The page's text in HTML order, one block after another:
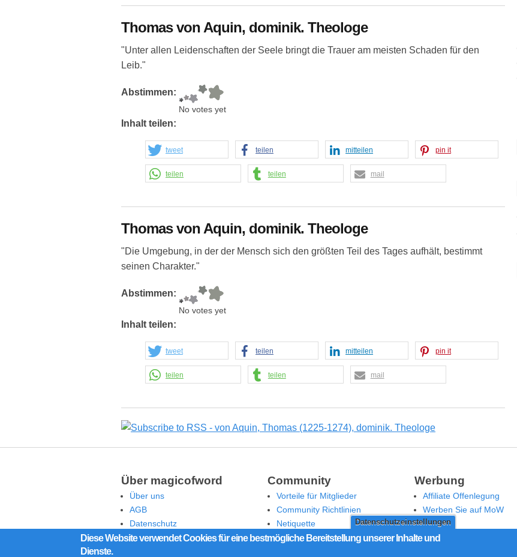
Datenschutzeinstellungen
Diese Website verwendet Cookies für eine bestmögliche Bereitstellung unserer Inhalte und
Dienste.
Thomas von Aquin, dominik. Theologe
"Unter allen Leidenschaften der Seele bringt die Trauer am meisten Schaden für den
Leib."
Abstimmen:
No votes yet
Inhalt teilen:
tweet teilen mitteilen pin it
teilen teilen mail
Thomas von Aquin, dominik. Theologe
"Die Umgebung, in der der Mensch sich den größten Teil des Tages aufhält, bestimmt
seinen Charakter."
Abstimmen:
No votes yet
Inhalt teilen:
tweet teilen mitteilen pin it
teilen teilen mail
Über magicofword
Über uns
AGB
Datenschutz
Rechtliche Hinweise
Community
Vorteile für Mitglieder
Community Richtlinien
Netiquette
Moderation
Werbung
Affiliate Offenlegung
Werben Sie auf MoW